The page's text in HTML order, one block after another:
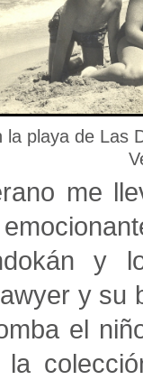
la playa de Las
me
y su
el
la